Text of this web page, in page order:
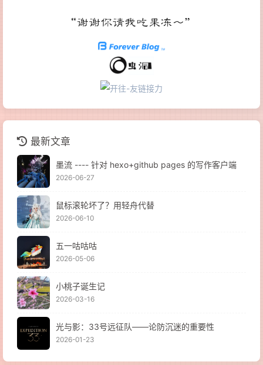
最新文章
墨流 ---- 针对 hexo+github pages 的写作客户端
2026-06-27
鼠标滚轮坏了？用轻舟代替
2026-06-10
五一咕咕咕
2026-05-06
小桃子诞生记
2026-03-16
光与影：33号远征队——论防沉迷的重要性
2026-01-23